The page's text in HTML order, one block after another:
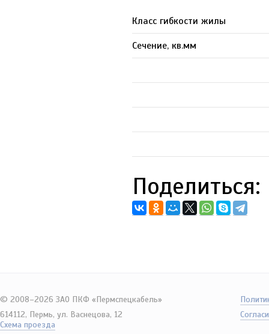
Класс гибкости жилы
Сечение, кв.мм
Поделиться:
© 2008–2026 ЗАО ПКФ «Пермспецкабель»
614112, Пермь, ул. Васнецова, 12
Схема проезда